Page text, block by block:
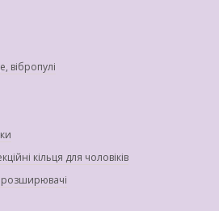
вібропулі
кільця для чоловіків